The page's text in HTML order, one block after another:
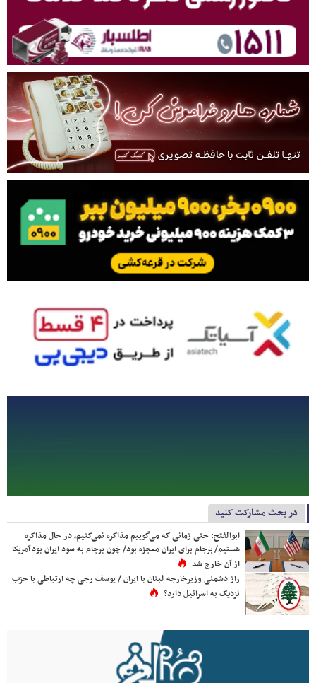
در بحث مشارکت کنید
ابوالفتح: حتی زمانی که می‌گوییم مذاکره نمی‌کنیم، در حال مذاکره
هستیم/ برجام برای ایران معجزه بود/ چون برجام به سود ایران بود آمریکا
از آن خارج شد
راز دشمنی وزیرخارجه لبنان با ایران / یوسف رجی چه ارتباطی با حزب
نزدیک به اسرائیل دارد؟